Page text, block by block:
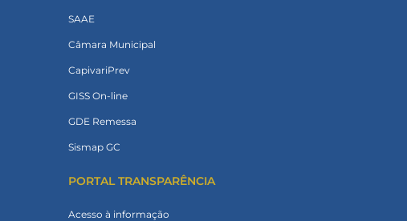
SAAE
Câmara Municipal
CapivariPrev
GISS On-line
GDE Remessa
Sismap GC
PORTAL TRANSPARÊNCIA
Acesso à informação